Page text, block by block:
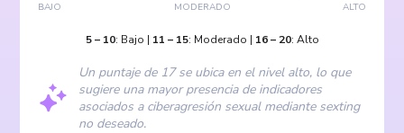
BAJO MODERADO ALTO
5– 10: Bajo | 11 – 15: Moderado | 16– 20: Alto
Un puntaje de 17 se ubica en el nivel alto, lo que
sugiere una mayor presencia de indicadores
asociados a ciberagresión sexual mediante sexting
no deseado.